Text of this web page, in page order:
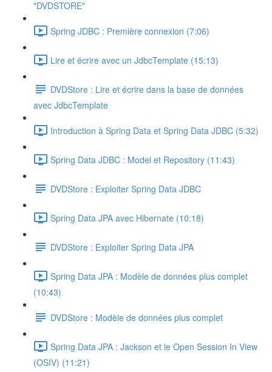
"DVDSTORE"
Spring JDBC : Première connexion (7:06)
Lire et écrire avec un JdbcTemplate (15:13)
DVDStore : Lire et écrire dans la base de données
avec JdbcTemplate
Introduction à Spring Data et Spring Data JDBC (5:32)
Spring Data JDBC : Model et Repository (11:43)
DVDStore : Exploiter Spring Data JDBC
Spring Data JPA avec Hibernate (10:18)
DVDStore : Exploiter Spring Data JPA
Spring Data JPA : Modèle de données plus complet
(10:43)
DVDStore : Modèle de données plus complet
Spring Data JPA : Jackson et le Open Session In View
(OSIV) (11:21)